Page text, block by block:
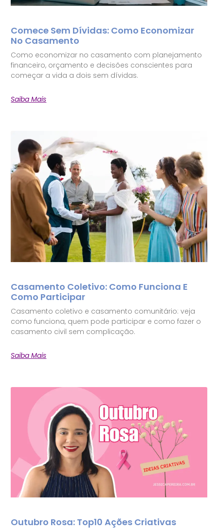
Comece Sem Dívidas: Como Economizar
No Casamento
Como economizar no casamento com planejamento
financeiro, orçamento e decisões conscientes para
começar a vida a dois sem dívidas.
Saiba Mais
Casamento Coletivo: Como Funciona E
Como Participar
Casamento coletivo e casamento comunitário: veja
como funciona, quem pode participar e como fazer o
casamento civil sem complicação.
Saiba Mais
Outubro Rosa: Top10 Ações Criativas